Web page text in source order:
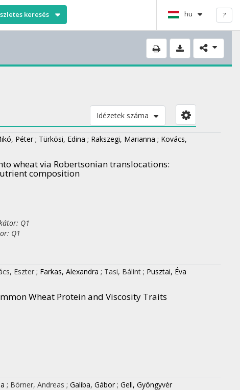
keresés hu ?
Idézetek száma
Péter ; Türkösi, Edina ; Rakszegi, Marianna ; Kovács,
wheat via Robertsonian translocations:
composition
Q1
Q1
Eszter ; Farkas, Alexandra ; Tasi, Bálint ; Pusztai, Éva
Wheat Protein and Viscosity Traits
; Börner, Andreas ; Galiba, Gábor ; Gell, Gyöngyvér